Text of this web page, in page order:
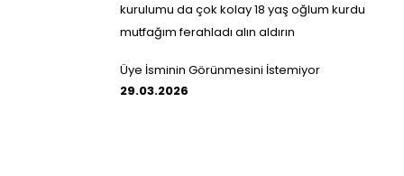
kurulumu da çok kolay 18 yaş oğlum kurdu
mutfağım ferahladı alın aldırın
Üye İsminin Görünmesini İstemiyor
29.03.2026